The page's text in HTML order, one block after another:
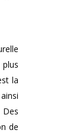
la
Des
de